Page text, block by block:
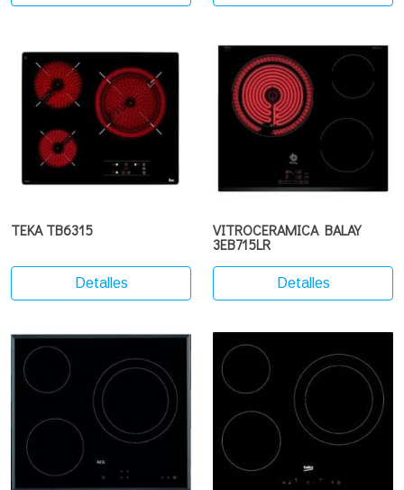
TEKA TB6315
Detalles
VITROCERAMICA BALAY
3EB715LR
Detalles